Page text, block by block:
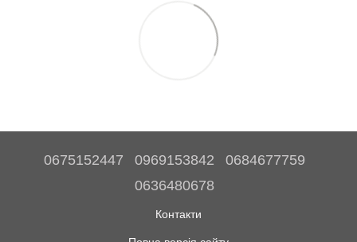
0675152447 0969153842
0684677759
0636480678
Контакти